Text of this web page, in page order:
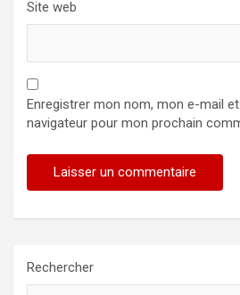
Site web
Enregistrer mon nom, mon e-mail
navigateur pour mon prochain
Rechercher